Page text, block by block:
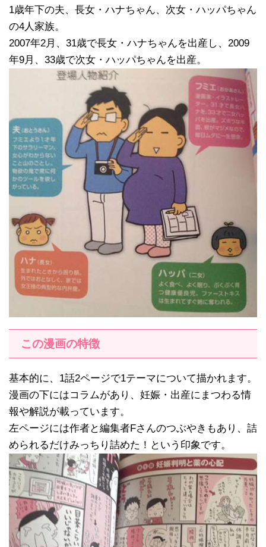
1歳年下の夫、長女・ハナちゃん、次女・ハッパちゃん
の4人家族。
2007年2月、31歳で長女・ハナちゃんを出産し、2009
年9月、33歳で次女・ハッパちゃんを出産。
この漫画の特徴
基本的に、1話2ページで1テーマについて描かれます。
漫画の下にはコラムがあり、妊娠・出産にまつわる情
報や解説が載っています。
左ページには作者と編集者Fさんのつぶやきもあり、詰
められるだけみっちり詰めた！という印象です。